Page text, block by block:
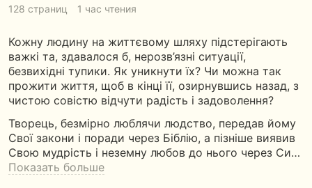
128 страниц 1 час чтения
Кожну людину на життєвому шляху підстерігають
важкі та, здавалося б, нерозв’язні ситуації,
безвихідні тупики. Як уникнути їх? Чи можна так
прожити життя, щоб в кінці її, озирнувшись назад, з
чистою совістю відчути радість і задоволення?
Творець, безмірно люблячи людство, передав йому
Свої закони і поради через Біблію, а пізніше виявив
Свою мудрість і неземну любов до нього через Си…
Показать больше